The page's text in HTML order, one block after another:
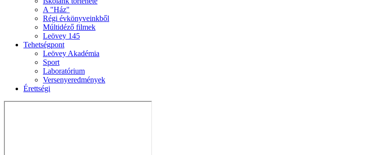
A "Ház"
Régi évkönyveinkből
Múltidéző filmek
Leövey 145
Tehetségpont
Leövey Akadémia
Sport
Laboratórium
Versenyeredmények
Érettségi